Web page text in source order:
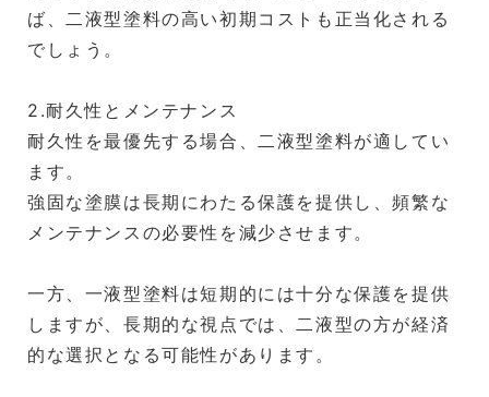
ば、二液型塗料の高い初期コストも正当化される
でしょう。
2.耐久性とメンテナンス
耐久性を最優先する場合、二液型塗料が適してい
ます。
強固な塗膜は長期にわたる保護を提供し、頻繁な
メンテナンスの必要性を減少させます。
一方、一液型塗料は短期的には十分な保護を提供
しますが、長期的な視点では、二液型の方が経済
的な選択となる可能性があります。